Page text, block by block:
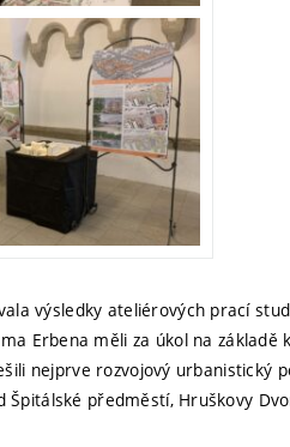
výsledky ateliérových prací
Erbena měli za úkol na
nejprve rozvojový
předměstí, Hruškovy